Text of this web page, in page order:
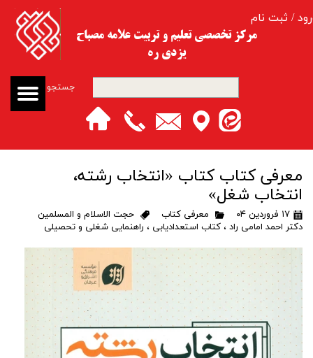
جستجو
/ ثبت نام
حساب کاربری من
خروج از حساب کاربری
مرکز تخصصی تعلیم و تربیت​​​​​​​ علامه مصباح
یزدی ره
معرفی کتاب کتاب «انتخاب رشته،
انتخاب شغل»
۱۷ فروردین ۰۴ معرفی کتاب
حجت الاسلام و المسلمین
دکتر احمد امامی راد ،کتاب استعدادیابی ، راهنمایی شغلی و تحصیلی